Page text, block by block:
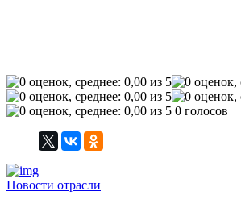
0 голосов
Новости отрасли